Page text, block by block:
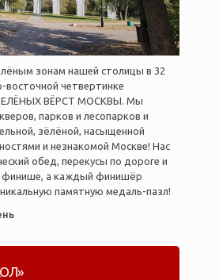
зонам нашей столицы в 32
восточной четвертинке
ЗЕЛЁНЫХ ВЁРСТ МОСКВЫ. Мы
парков и лесопарков и
зёлёной, насыщенной
и незнакомой Москве! Нас
обед, перекусы по дороге и
финише, а каждый финишёр
памятную медаль-пазл!